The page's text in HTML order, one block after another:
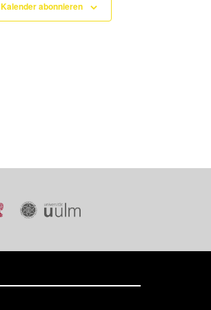
Kalender abonnieren